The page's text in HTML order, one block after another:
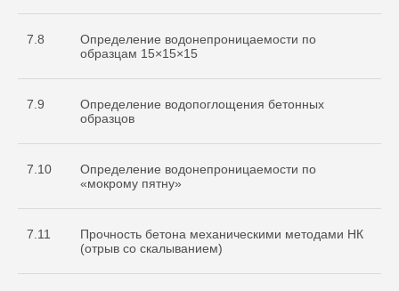
7.8
Определение водонепроницаемости по
образцам 15×15×15
7.9
Определение водопоглощения бетонных
образцов
7.10
Определение водонепроницаемости по
«мокрому пятну»
7.11
Прочность бетона механическими методами НК
(отрыв со скалыванием)